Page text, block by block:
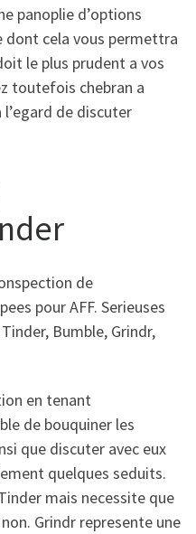
panoplie d’options
dont cela vous permettra
le plus prudent a vos
toutefois chebran a
de discuter
de
pour AFF. Serieuses
Bumble, Grindr,
en tenant
de bouquiner les
que discuter avec eux
quelques seduits.
mais necessite que
Grindr represente une